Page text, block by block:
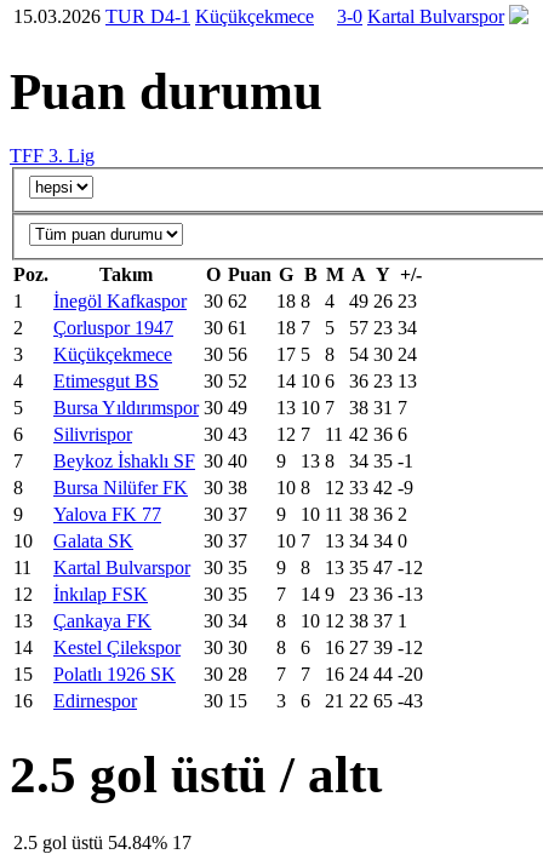
15.03.2026 TUR D4-1 Küçükçekmece 3-0 Kartal Bulvarspor
Puan durumu
TFF 3. Lig
Poz. Takım O Puan G B M A Y +/-
1
İnegöl Kafkaspor 30 62 18 8 4 49 26 23
2
Çorluspor 1947 30 61 18 7 5 57 23 34
3
Küçükçekmece 30 56 17 5 8 54 30 24
4
Etimesgut BS 30 52 14 10 6 36 23 13
5
Bursa Yıldırımspor 30 49 13 10 7 38 31 7
6
Silivrispor 30 43 12 7 11 42 36 6
7
Beykoz İshaklı SF 30 40 9 13 8 34 35 -1
8
Bursa Nilüfer FK 30 38 10 8 12 33 42 -9
9
Yalova FK 77 30 37 9 10 11 38 36 2
10
Galata SK 30 37 10 7 13 34 34 0
11
Kartal Bulvarspor 30 35 9 8 13 35 47 -12
12
İnkılap FSK 30 35 7 14 9 23 36 -13
13
Çankaya FK 30 34 8 10 12 38 37 1
14
Kestel Çilekspor 30 30 8 6 16 27 39 -12
15
Polatlı 1926 SK 30 28 7 7 16 24 44 -20
16
Edirnespor 30 15 3 6 21 22 65 -43
2.5 gol üstü / altι
2.5 gol üstü 54.84% 17